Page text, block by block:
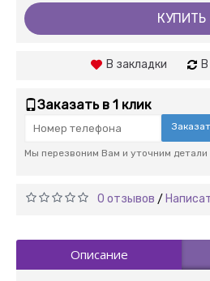
КУПИТЬ
В закладки
Заказать в 1 клик
Мы перезвоним Вам и уточним детали
0 отзывов /
Описание